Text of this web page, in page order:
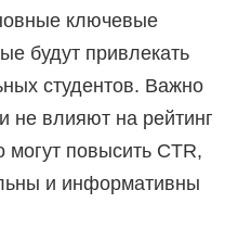
ключевые
будут привлекать
студентов. Важно
не влияют на рейтинг
могут повысить CTR,
и информативны